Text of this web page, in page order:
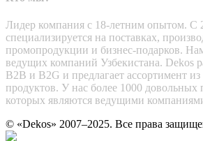
Лидер компания с 18-летним опытом. С
специализируется на поставках,
промопродукции и бизнес-подарков.
ведущих компаний Узбекистана. Dekos
B2B и B2G и предлагает ассортимент из
продуктов. У нас более 1000 довольных
которых являются ведущими
© «Dekos» 2007–2025. Все права